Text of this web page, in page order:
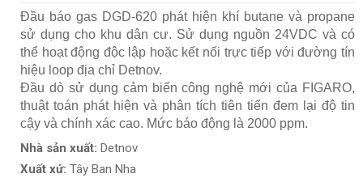
Đầu báo gas DGD-620 phát hiện khí butane và propane
sử dụng cho khu dân cư. Sử dụng nguồn 24VDC và có
thể hoạt động độc lập hoặc kết nối trực tiếp với đường tín
hiệu loop địa chỉ Detnov.
Đầu dò sử dụng cảm biến công nghệ mới của FIGARO,
thuật toán phát hiện và phân tích tiên tiến đem lại độ tin
cậy và chính xác cao. Mức báo động là 2000 ppm.
Nhà sản xuất: Detnov
Xuất xứ: Tây Ban Nha